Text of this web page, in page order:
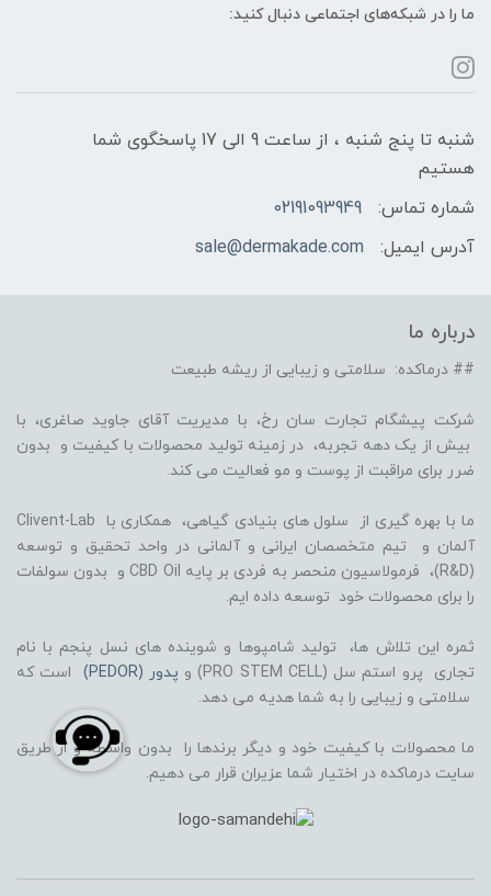
ما را در شبکه‌های اجتماعی دنبال کنید:
شنبه تا پنج شنبه ، از ساعت 9 الی 17 پاسخگوی شما
هستیم
شماره تماس:
02191093949
آدرس ایمیل:
sale@dermakade.com
درباره ما
## درماکده: سلامتی و زیبایی از ریشه طبیعت
شرکت پیشگام تجارت سان رخ، با مدیریت آقای جاوید صاغری، با
بیش از یک دهه تجربه، در زمینه تولید محصولات با کیفیت و بدون
ضرر برای مراقبت از پوست و مو فعالیت می کند.
ما با بهره گیری از سلول های بنیادی گیاهی، همکاری با Clivent-Lab
آلمان و تیم متخصصان ایرانی و آلمانی در واحد تحقیق و توسعه
(R&D)، فرمولاسیون منحصر به فردی بر پایه CBD Oil و بدون سولفات
را برای محصولات خود توسعه داده ایم.
ثمره این تلاش ها، تولید شامپوها و شوینده های نسل پنجم با نام
تجاری پرو استم سل (PRO STEM CELL) و
پدور (PEDOR)
است که
سلامتی و زیبایی را به شما هدیه می دهد.
ما محصولات با کیفیت خود و دیگر برندها را بدون واسطه و از طریق
سایت درماکده در اختیار شما عزیران قرار می دهیم.